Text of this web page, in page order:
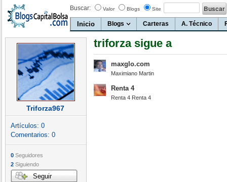
Buscar: Valor Blogs Site
Inicio Blogs Carteras A. Técnico
Triforza967
Artículos: 0
Comentarios: 0
0 Seguidores
2 Siguiendo
Seguir
triforza sigue a
maxglo.com
Maximiano Martin
Renta 4
Renta 4 Renta 4